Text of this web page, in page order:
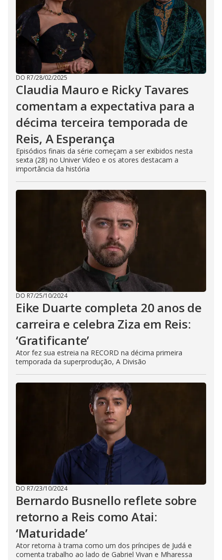
DO R7/28/02/2025
Claudia Mauro e Ricky Tavares
comentam a expectativa para a
décima terceira temporada de
Reis, A Esperança
Episódios finais da série começam a ser exibidos nesta
sexta (28) no Univer Vídeo e os atores destacam a
importância da história
DO R7/25/10/2024
Eike Duarte completa 20 anos de
carreira e celebra Ziza em Reis:
‘Gratificante’
Ator fez sua estreia na RECORD na décima primeira
temporada da superprodução, A Divisão
DO R7/23/10/2024
Bernardo Busnello reflete sobre
retorno a Reis como Atai:
‘Maturidade’
Ator retorna à trama como um dos príncipes de Judá e
comenta trabalho ao lado de Gabriel Vivan e Mharessa